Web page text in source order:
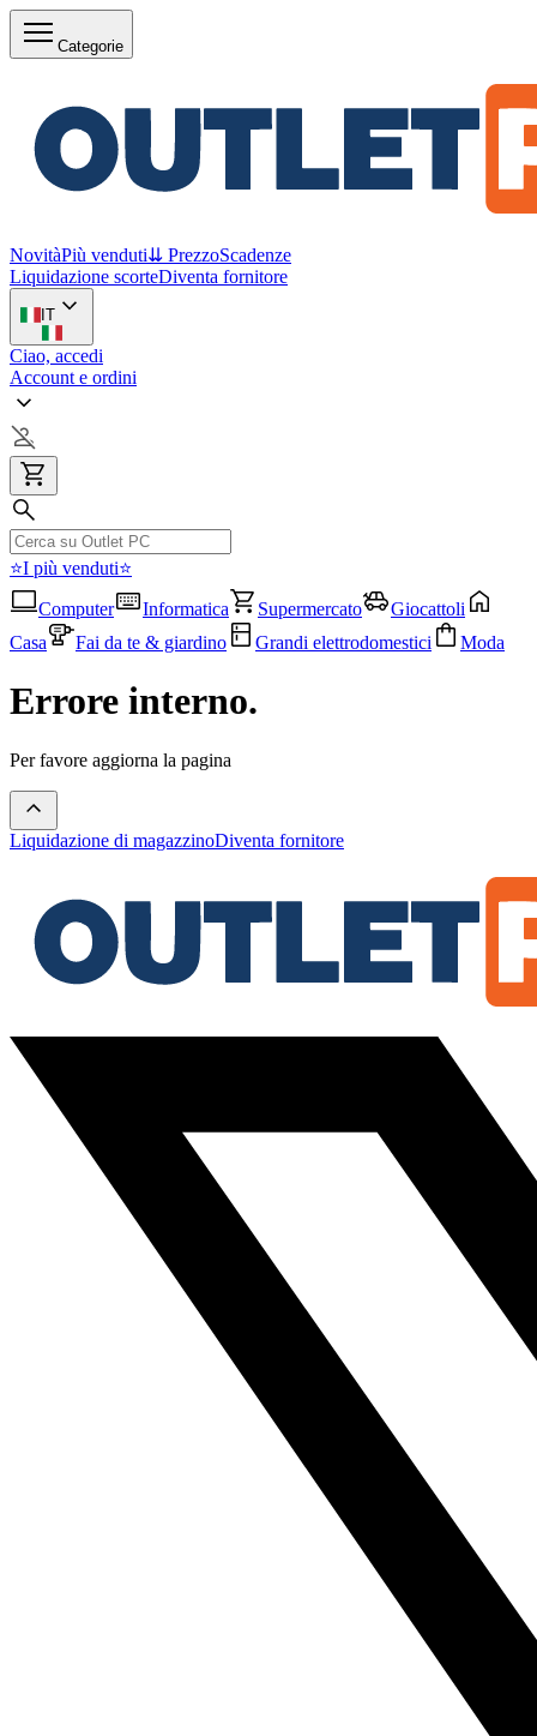
Categorie
NovitàPiù venduti⇊ PrezzoScadenze
Liquidazione scorteDiventa fornitore
IT
Ciao, accedi
Account e ordini
⭐I più venduti⭐
Computer
Informatica Supermercato
Giocattoli
Casa
Fai da te & giardino Grandi elettrodomestici Moda
Errore interno.
Per favore aggiorna la pagina
Liquidazione di magazzinoDiventa fornitore